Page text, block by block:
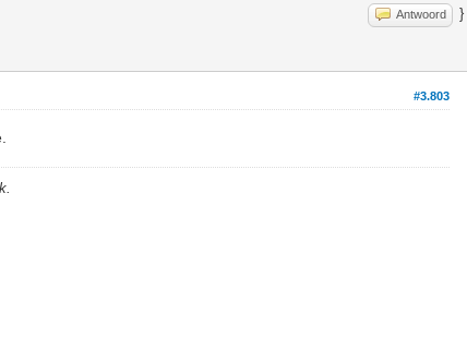
Antwoord }
#3.803